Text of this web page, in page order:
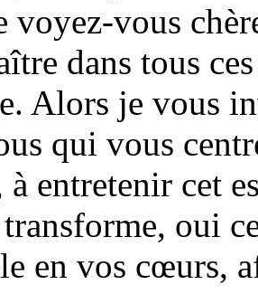
voyez-vous
dans tous
Alors je vous
qui vous
à entretenir cet
oui
en vos cœurs,